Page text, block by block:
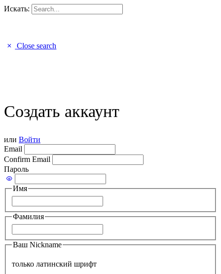
Искать:
Close search
Создать аккаунт
или Войти
Email
Confirm Email
Пароль
Имя
Фамилия
Ваш Nickname
только латинский шрифт